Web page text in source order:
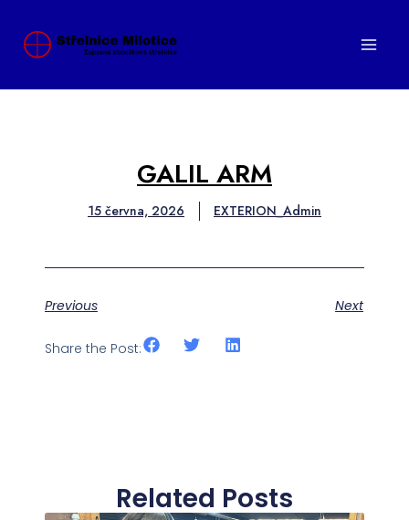
GALIL ARM
15 června, 2026 EXTERION_Admin
Previous Next
Share the Post:
Related Posts